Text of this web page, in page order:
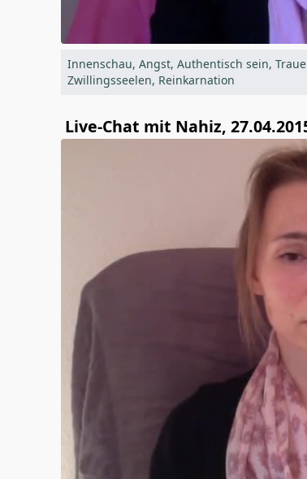
Innenschau, Angst, Authentisch sein,
Zwillingsseelen, Reinkarnation
Live-Chat mit Nahiz,